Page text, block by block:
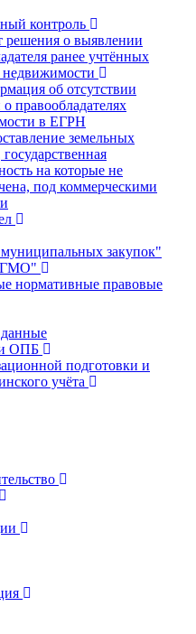
контроль
решения о выявлении
ранее учтённых
недвижимости
об отсутствии
правообладателях
в ЕГРН
земельных
государственная
на которые не
под коммерческими
закупок"
нормативные правовые
ОПБ
подготовки и
учёта